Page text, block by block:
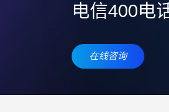
电信400电
在线咨询